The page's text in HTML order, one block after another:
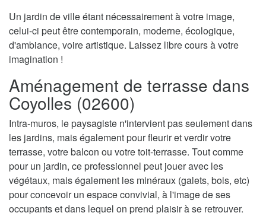
Un jardin de ville étant nécessairement à votre image,
celui-ci peut être contemporain, moderne, écologique,
d'ambiance, voire artistique. Laissez libre cours à votre
imagination !
Aménagement de terrasse dans
Coyolles (02600)
Intra-muros, le paysagiste n'intervient pas seulement dans
les jardins, mais également pour fleurir et verdir votre
terrasse, votre balcon ou votre toit-terrasse. Tout comme
pour un jardin, ce professionnel peut jouer avec les
végétaux, mais également les minéraux (galets, bois, etc)
pour concevoir un espace convivial, à l'image de ses
occupants et dans lequel on prend plaisir à se retrouver.